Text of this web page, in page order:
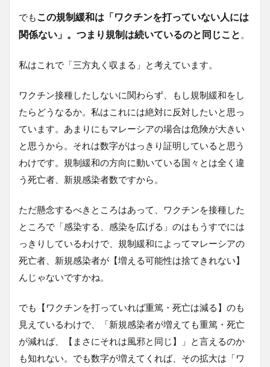
でも この規制緩和は「ワクチンを打っていない人には
関係ない」。つまり規制は続いているのと同じこと 。
私はこれで「三方丸く収まる」と考えています。
ワクチン接種したしないに関わらず、もし規制緩和をし
たらどうなるか。私はこれには絶対に反対したいと思っ
ています。あまりにもマレーシアの場合は危険が大きい
と思うから。それは数字がはっきり証明していると思う
わけです。規制緩和の方向に動いている国々とは全く違
う死亡者、新規感染者数ですから。
ただ懸念するべきところはあって、ワクチンを接種した
ところで「感染する、感染を広げる」のはもうすでには
っきりしているわけで、規制緩和によってマレーシアの
死亡者、新規感染者が【増える可能性は捨てきれない】
んじゃないですかね。
でも【ワクチンを打っていれば重篤・死亡は減る】のも
見えているわけで、「新規感染者が増えても重篤・死亡
が減れば、【まさにそれは風邪と同じ】」と言えるのか
も知れない。でも数字が増えてくれば、その拡大は「ワ